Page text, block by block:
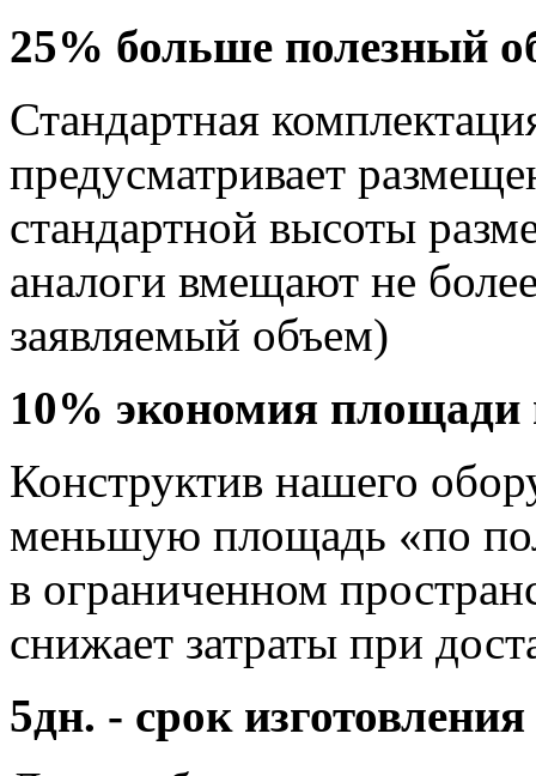
25% больше полезный
Стандартная
предусматривает
стандартной высоты
аналоги вмещают не
заявляемый объем)
10% экономия
Конструктив нашего
меньшую площадь «по
в ограниченном
снижает затраты при
5дн. - срок